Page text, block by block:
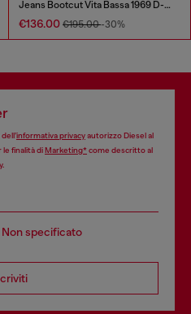
Jeans Bootcut Vita Bassa 1969 D-Ebbey
€136.00 €195.00-30%
informativa privacyautorizzo Diesel al
finalità diMarketing*come descritto al
.
Non specificato